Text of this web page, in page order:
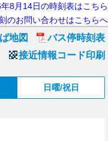
8月14日の時刻表はこちら
のお問い合わせはこちらへ
地図
バス停時刻表
接近情報コード印刷
日曜/祝日